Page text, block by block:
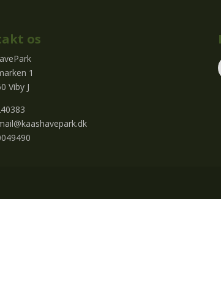
os
1
Viby J